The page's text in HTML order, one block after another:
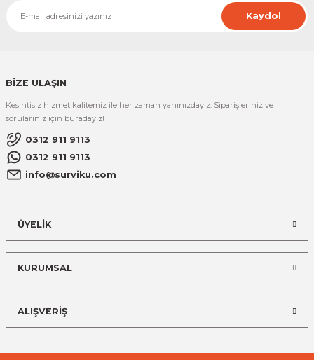
Kaydol
BİZE ULAŞIN
Kesintisiz hizmet kalitemiz ile her zaman yanınızdayız. Siparişleriniz ve
sorularınız için buradayız!
0312 911 9113
0312 911 9113
info@surviku.com
ÜYELİK
KURUMSAL
ALIŞVERİŞ